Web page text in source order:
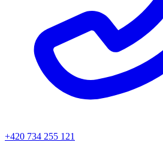
+420 734 255 121